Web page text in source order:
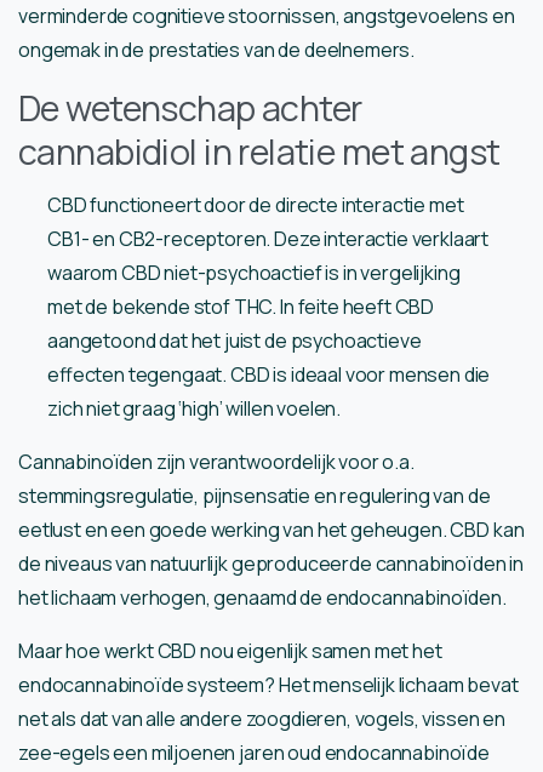
verminderde cognitieve stoornissen, angstgevoelens en
ongemak in de prestaties van de deelnemers.
De wetenschap achter
cannabidiol in relatie met angst
CBD functioneert door de directe interactie met
CB1- en CB2-receptoren. Deze interactie verklaart
waarom CBD niet-psychoactief is in vergelijking
met de bekende stof THC. In feite heeft CBD
aangetoond dat het juist de psychoactieve
effecten tegengaat. CBD is ideaal voor mensen die
zich niet graag ‘high’ willen voelen.
Cannabinoïden zijn verantwoordelijk voor o.a.
stemmingsregulatie, pijnsensatie en regulering van de
eetlust en een goede werking van het geheugen. CBD kan
de niveaus van natuurlijk geproduceerde cannabinoïden in
het lichaam verhogen, genaamd de endocannabinoïden.
Maar hoe werkt CBD nou eigenlijk samen met het
endocannabinoïde systeem? Het menselijk lichaam bevat
net als dat van alle andere zoogdieren, vogels, vissen en
zee-egels een miljoenen jaren oud endocannabinoïde